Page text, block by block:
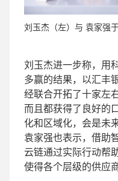
刘玉杰（左）与 袁家强
刘玉杰进一步称，用
多赢的结果，以汇丰
经联合开拓了十家左
而且都获得了良好的
化和区域化，会是未
袁家强也表示，借助
云链通过实际行动帮
使得各个层级的供应